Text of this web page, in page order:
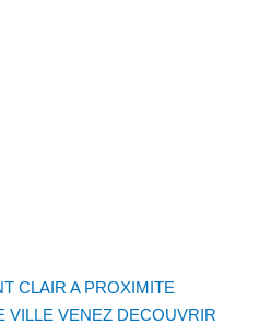
CLAIR A PROXIMITE
VILLE VENEZ DECOUVRIR